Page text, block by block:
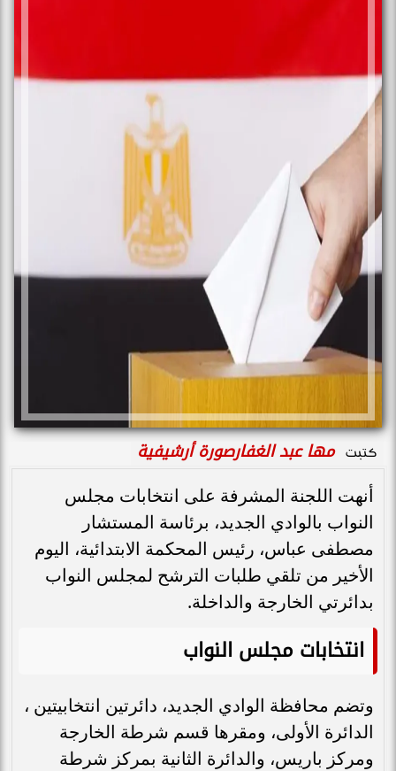
كتبت مها عبد الغفارصورة أرشيفية
أنهت اللجنة المشرفة على انتخابات مجلس
النواب بالوادي الجديد، برئاسة المستشار
مصطفى عباس، رئيس المحكمة الابتدائية، اليوم
الأخير من تلقي طلبات الترشح لمجلس النواب
بدائرتي الخارجة والداخلة.
انتخابات مجلس النواب
وتضم محافظة الوادي الجديد، دائرتين انتخابيتين ،
الدائرة الأولى، ومقرها قسم شرطة الخارجة
ومركز باريس، والدائرة الثانية بمركز شرطة